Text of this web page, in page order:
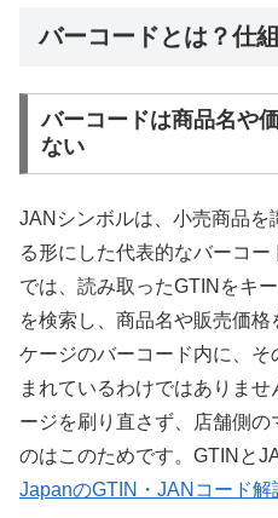
バーコードとは？仕
バーコードは商品名や
ない
JANシンボルは、小売商品を
る形にした代表的なバーコ
では、読み取ったGTINをキ
を検索し、商品名や販売価
ケージのバーコード内に、
まれているわけではありま
ージを刷り直さず、店舗側
のはこのためです。GTINと
JapanのGTIN・JANコード解